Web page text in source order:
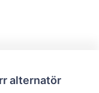
alternatör